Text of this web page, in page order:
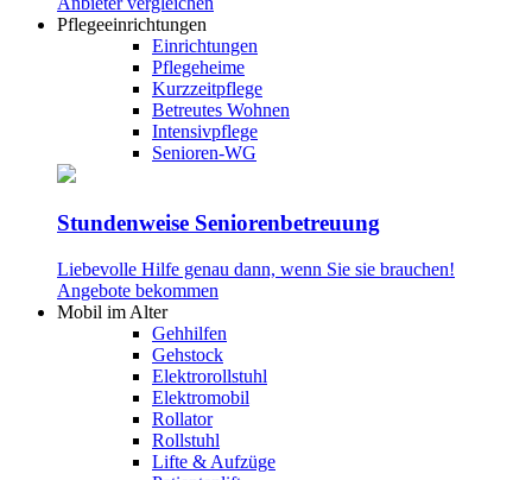
Pflegeeinrichtungen
Einrichtungen
Pflegeheime
Kurzzeitpflege
Betreutes Wohnen
Intensivpflege
Senioren-WG
Stundenweise Seniorenbetreuung
Liebevolle Hilfe genau dann, wenn Sie sie brauchen!
Angebote bekommen
Mobil im Alter
Gehhilfen
Gehstock
Elektrorollstuhl
Elektromobil
Rollator
Rollstuhl
Lifte & Aufzüge